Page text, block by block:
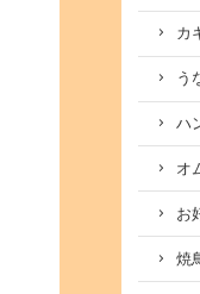
カ
う
ハ
オ
お
焼